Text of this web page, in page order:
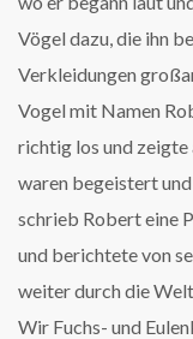
Vögel dazu, die ihn
Verkleidungen
Vogel mit Namen
richtig los und zeigte
waren begeistert
schrieb Robert eine
und berichtete von
weiter durch die
Wir Fuchs- und